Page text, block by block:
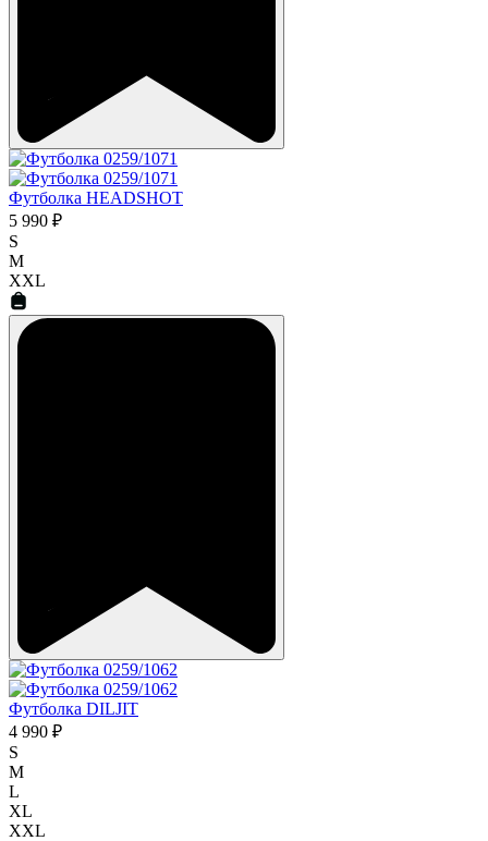
Футболка HEADSHOT
5 990 ₽
S
M
XXL
Футболка DILJIT
4 990 ₽
S
M
L
XL
XXL